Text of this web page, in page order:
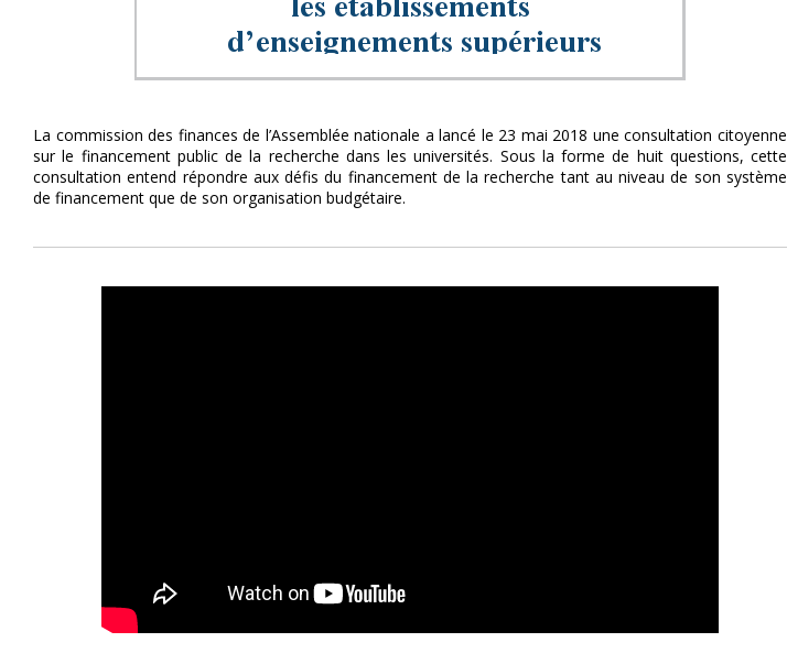
La commission des finances de l’Assemblée nationale a lancé le 23 mai 2018 une consultation citoyenne
sur le financement public de la recherche dans les universités. Sous la forme de huit questions, cette
consultation entend répondre aux défis du financement de la recherche tant au niveau de son système
de financement que de son organisation budgétaire.